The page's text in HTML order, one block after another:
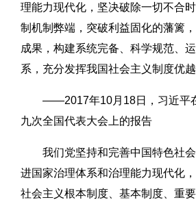
理能力现代化，坚决破除一切不合
制机制弊端，突破利益固化的藩篱
成果，构建系统完备、科学规范、
系，充分发挥我国社会主义制度优越
——2017年10月18日，习近平
九次全国代表大会上的报告
我们党坚持和完善中国特色社
进国家治理体系和治理能力现代化
社会主义根本制度、基本制度、重